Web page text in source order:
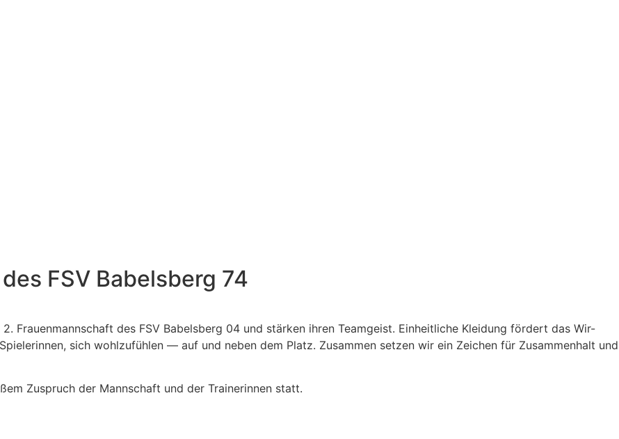
FSV Babelsberg 74
Frauenmannschaft des FSV Babelsberg 04 und stärken ihren Teamgeist. Einheitliche Kleidung fördert das Wir-
sich wohlzufühlen — auf und neben dem Platz. Zusammen setzen wir ein Zeichen für Zusammenhalt und
Zuspruch der Mannschaft und der Trainerinnen statt.